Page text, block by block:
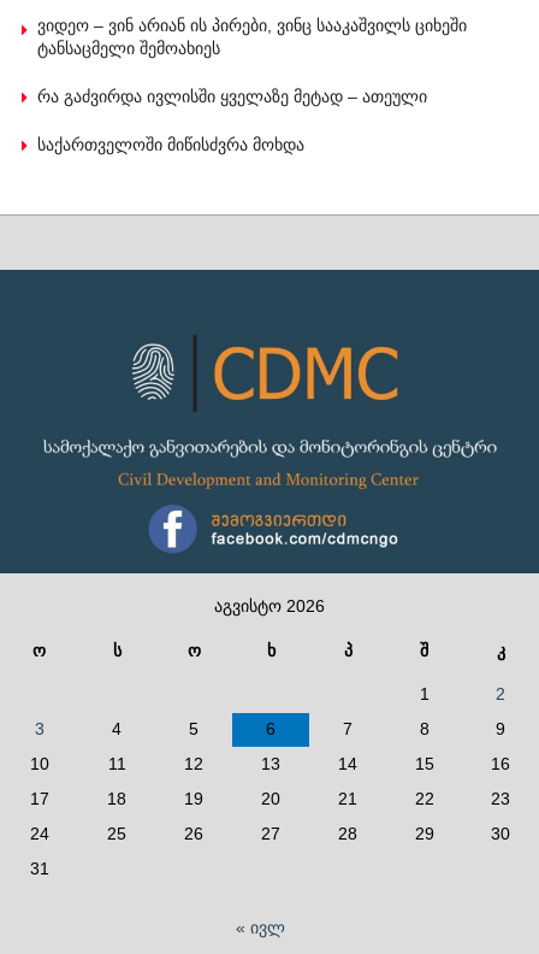
ვიდეო – ვინ არიან ის პირები, ვინც სააკაშვილს ციხეში
ტანსაცმელი შემოახიეს
რა გაძვირდა ივლისში ყველაზე მეტად – ათეული
საქართველოში მიწისძვრა მოხდა
აგვისტო 2026
ო ს ო ხ პ შ კ
1
2
3
4 5 6 7 8
9
10
11 12 13 14 15
16
17
18 19 20 21 22
23
24
25 26 27 28 29
30
31
« ივლ